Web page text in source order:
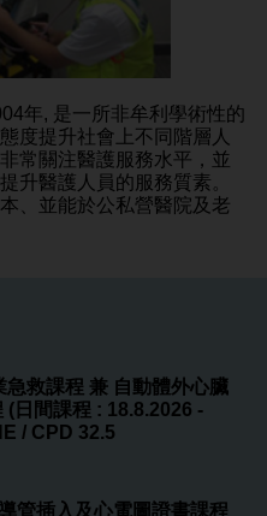
年, 是一所非牟利學術性的
度提升社會上不同階層人
常關注醫護服務水平，並
升醫護人員的服務質素。
、並能於公私營醫院及老
救課程 兼 自動體外心臟
日間課程 : 18.8.2026 -
/ CPD 32.5
管插入及心電圖證書課程